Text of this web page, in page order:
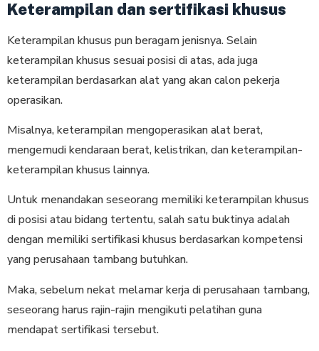
Keterampilan dan sertifikasi khusus
Keterampilan khusus pun beragam jenisnya. Selain
keterampilan khusus sesuai posisi di atas, ada juga
keterampilan berdasarkan alat yang akan calon pekerja
operasikan.
Misalnya, keterampilan mengoperasikan alat berat,
mengemudi kendaraan berat, kelistrikan, dan keterampilan-
keterampilan khusus lainnya.
Untuk menandakan seseorang memiliki keterampilan khusus
di posisi atau bidang tertentu, salah satu buktinya adalah
dengan memiliki sertifikasi khusus berdasarkan kompetensi
yang perusahaan tambang butuhkan.
Maka, sebelum nekat melamar kerja di perusahaan tambang,
seseorang harus rajin-rajin mengikuti pelatihan guna
mendapat sertifikasi tersebut.